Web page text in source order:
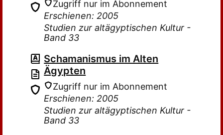
Zugriff nur im Abonnement
Erschienen: 2005
Studien zur altägyptischen Kultur -
Band 33
Schamanismus im Alten
Ägypten
Zugriff nur im Abonnement
Erschienen: 2005
Studien zur altägyptischen Kultur -
Band 33